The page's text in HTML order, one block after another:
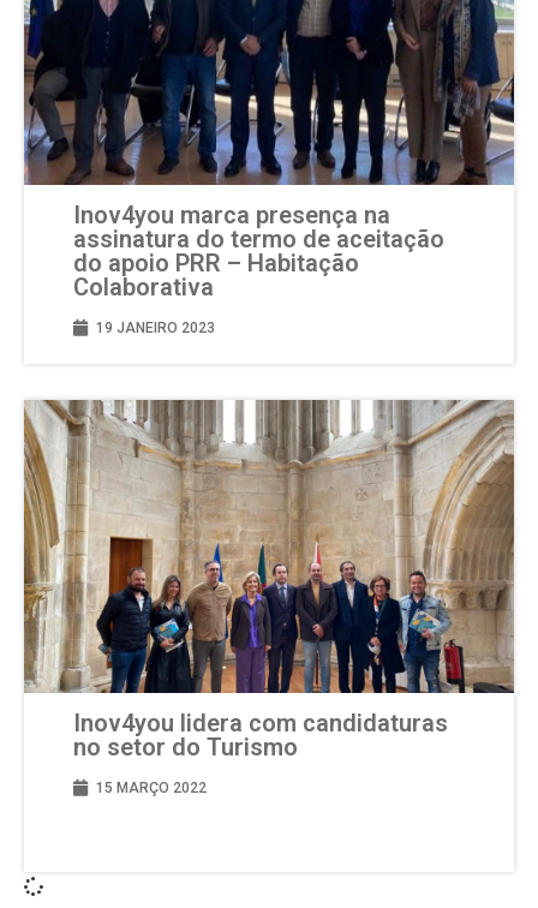
Inov4you marca presença na
assinatura do termo de aceitação
do apoio PRR – Habitação
Colaborativa
19 JANEIRO 2023
Inov4you lidera com candidaturas
no setor do Turismo
15 MARÇO 2022